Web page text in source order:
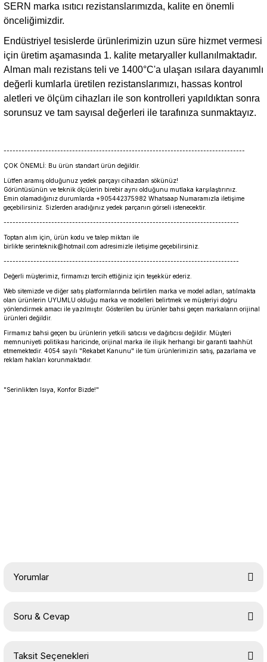
SERN marka ısıtıcı rezistanslarımızda, kalite en önemli
önceliğimizdir.
Endüstriyel tesislerde ürünlerimizin uzun süre hizmet vermesi
için üretim aşamasında 1. kalite metaryaller kullanılmaktadır.
Alman malı rezistans teli ve 1400°C'a ulaşan ısılara dayanımlı
değerli kumlarla üretilen rezistanslarımızı, hassas kontrol
aletleri ve ölçüm cihazları ile son kontrolleri yapıldıktan sonra
sorunsuz ve tam sayısal değerleri ile tarafınıza sunmaktayız.
---------------------------------------------------------------------------------
ÇOK ÖNEMLİ: Bu ürün standart ürün değildir.
Lütfen aramış olduğunuz yedek parçayı cihazdan sökünüz!
Görüntüsünün ve teknik ölçülerin birebir aynı olduğunu mutlaka karşılaştırınız.
Emin olamadığınız durumlarda +905442375982 Whatsaap Numaramızla iletişime
geçebilirsiniz. Sizlerden aradığınız yedek parçanın görseli istenecektir.
-------------------------------------------------------------------------------
Toptan alım için, ürün kodu ve talep miktarı ile
birlikte serinteknik@hotmail.com adresimizle iletişime geçebilirsiniz.
-------------------------------------------------------------------------------
Değerli müşterimiz, firmamızı tercih ettiğiniz için teşekkür ederiz.
Web sitemizde ve diğer satış platformlarında belirtilen marka ve model adları, satılmakta
olan ürünlerin UYUMLU olduğu marka ve modelleri belirtmek ve müşteriyi doğru
yönlendirmek amacı ile yazılmıştır. Gösterilen bu ürünler bahsi geçen markaların orijinal
ürünleri değildir.
Firmamız bahsi geçen bu ürünlerin yetkili satıcısı ve dağıtıcısı değildir. Müşteri
memnuniyeti politikası haricinde, orijinal marka ile ilişik herhangi bir garanti taahhüt
etmemektedir. 4054 sayılı "Rekabet Kanunu" ile tüm ürünlerimizin satış, pazarlama ve
reklam hakları korunmaktadır.
"Serinlikten Isıya, Konfor Bizde!"
Yorumlar
Soru & Cevap
Taksit Seçenekleri